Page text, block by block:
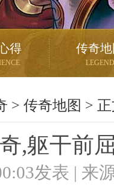
得 传奇
LEGEND
> 传奇地图 >
,躯干前
发表 | 来